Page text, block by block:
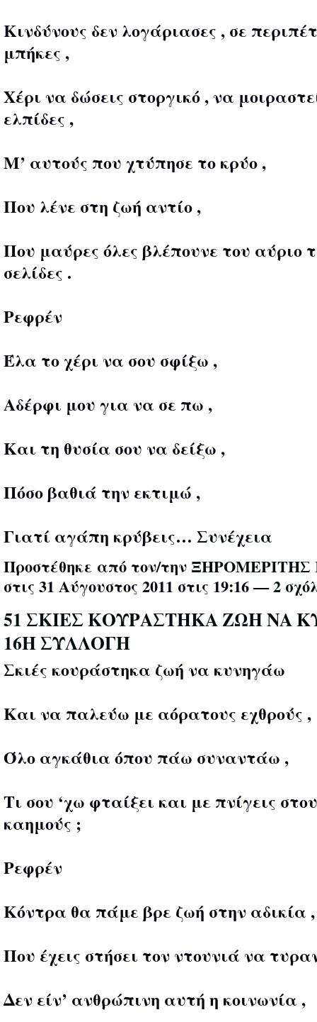
Κινδύνους δεν λογάριασες , σε
μπήκες ,
Χέρι να δώσεις στοργικό , να
ελπίδες ,
Μ’ αυτούς που χτύπησε το κρύο ,
Που λένε στη ζωή αντίο ,
Που μαύρες όλες βλέπουνε του αύριο
σελίδες .
Ρεφρέν
Έλα το χέρι να σου σφίξω ,
Αδέρφι μου για να σε πω ,
Και τη θυσία σου να δείξω ,
Πόσο βαθιά την εκτιμώ ,
Γιατί αγάπη κρύβεις… Συνέχεια
Προστέθηκε από τον/την ΞΗΡΟΜΕΡΙΤΗΣ
στις 31 Αύγουστος 2011 στις 19:16 —2
51 ΣΚΙΕΣ ΚΟΥΡΑΣΤΗΚΑ ΖΩΗ ΝΑ
16Η ΣΥΛΛΟΓΗ
Σκιές κουράστηκα ζωή να κυνηγάω
Και να παλεύω με αόρατους εχθρούς ,
Όλο αγκάθια όπου πάω συναντάω ,
Τι σου ‘χω φταίξει και με πνίγεις
καημούς ;
Ρεφρέν
Κόντρα θα πάμε βρε ζωή στην αδικία ,
Που έχεις στήσει τον ντουνιά να
Δεν είν’ ανθρώπινη αυτή η κοινωνία ,